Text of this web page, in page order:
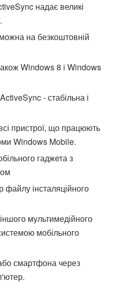
надає великі
на безкоштовній
Windows 8 і Windows
- стабільна і
пристрої, що працюють
Windows Mobile.
гаджета з
файлу інсталяційного
мультимедійного
мобільного
смартфона через